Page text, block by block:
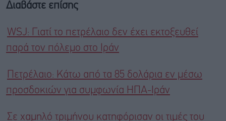
Διαβάστε επίσης
WSJ: Γιατί το πετρέλαιο δεν έχει εκτοξευθεί
παρά τον πόλεμο στο Ιράν
Πετρέλαιο: Κάτω από τα 85 δολάρια εν μέσω
προσδοκιών για συμφωνία ΗΠΑ-Ιράν
Σε χαμηλό τριμήνου κατηφόρισαν οι τιμές του